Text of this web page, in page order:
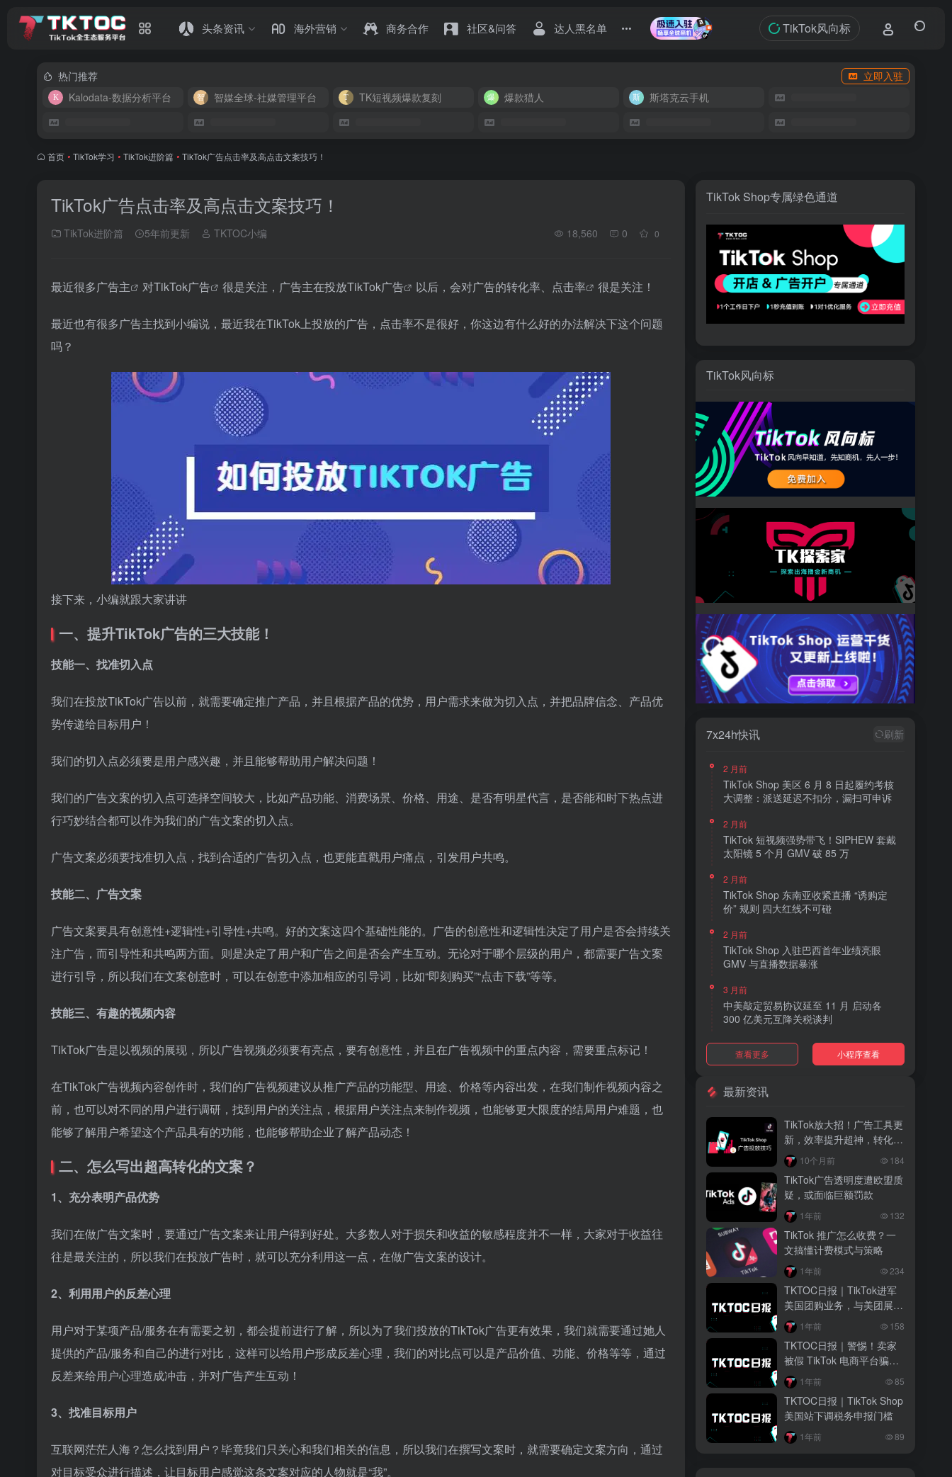
头条资讯 海外营销 商务合作 社区&问答 达人黑名单 TikTok风向标
热门推荐
立即入驻
Kalodata-数据分析平台
智媒全球-社媒管理平台 TK短视频爆款复刻 爆款猎人 斯塔克云手机
首页 • TikTok学习 • TikTok进阶篇 • TikTok广告点击率及高点击文案技巧！
TikTok广告点击率及高点击文案技巧！
TikTok进阶篇 5年前更新 TKTOC小编 18,560 0 0
最近很多广告主 对TikTok广告 很是关注，广告主在投放TikTok广告 以后，会对广告的转化率、 点击率 很是关注！
最近也有很多广告主找到小编说，最近我在TikTok上投放的广告，点击率不是很好，你这边有什么好的办法解决下这个问题
吗？
接下来，小编就跟大家讲讲
一、提升TikTok广告的三大技能！
技能一、找准切入点
我们在投放TikTok广告以前，就需要确定推广产品，并且根据产品的优势，用户需求来做为切入点，并把品牌信念、产品优
势传递给目标用户！
我们的切入点必须要是用户感兴趣，并且能够帮助用户解决问题！
我们的广告文案的切入点可选择空间较大，比如产品功能、消费场景、价格、用途、是否有明星代言，是否能和时下热点进
行巧妙结合都可以作为我们的广告文案的切入点。
广告文案必须要找准切入点，找到合适的广告切入点，也更能直戳用户痛点，引发用户共鸣。
技能二、广告文案
广告文案要具有创意性+逻辑性+引导性+共鸣。好的文案这四个基础性能的。广告的创意性和逻辑性决定了用户是否会持续关
注广告，而引导性和共鸣两方面。则是决定了用户和广告之间是否会产生互动。无论对于哪个层级的用户，都需要广告文案
进行引导，所以我们在文案创意时，可以在创意中添加相应的引导词，比如“即刻购买”“点击下载”等等。
技能三、有趣的视频内容
TikTok广告是以视频的展现，所以广告视频必须要有亮点，要有创意性，并且在广告视频中的重点内容，需要重点标记！
在TikTok广告视频内容创作时，我们的广告视频建议从推广产品的功能型、用途、价格等内容出发，在我们制作视频内容之
前，也可以对不同的用户进行调研，找到用户的关注点，根据用户关注点来制作视频，也能够更大限度的结局用户难题，也
能够了解用户希望这个产品具有的功能，也能够帮助企业了解产品动态！
二、怎么写出超高转化的文案？
1、充分表明产品优势
我们在做广告文案时，要通过广告文案来让用户得到好处。大多数人对于损失和收益的敏感程度并不一样，大家对于收益往
往是最关注的，所以我们在投放广告时，就可以充分利用这一点，在做广告文案的设计。
2、利用用户的反差心理
用户对于某项产品/服务在有需要之初，都会提前进行了解，所以为了我们投放的TikTok广告更有效果，我们就需要通过她人
提供的产品/服务和自己的进行对比，这样可以给用户形成反差心理，我们的对比点可以是产品价值、功能、价格等等，通过
反差来给用户心理造成冲击，并对广告产生互动！
3、找准目标用户
互联网茫茫人海？怎么找到用户？毕竟我们只关心和我们相关的信息，所以我们在撰写文案时，就需要确定文案方向，通过
对目标受众进行描述，让目标用户感觉这条文案对应的人物就是“我”。
TikTok Shop专属绿色通道
TikTok风向标
7x24h快讯 刷新
2 月前
TikTok Shop 美区 6 月 8 日起履约考核
大调整：派送延迟不扣分，漏扫可申诉
2 月前
TikTok 短视频强势带飞！SIPHEW 套戴
太阳镜 5 个月 GMV 破 85 万
2 月前
TikTok Shop 东南亚收紧直播 “诱购定
价” 规则 四大红线不可碰
2 月前
TikTok Shop 入驻巴西首年业绩亮眼
GMV 与直播数据暴涨
3 月前
中美敲定贸易协议延至 11 月 启动各
300 亿美元互降关税谈判
3 月前
TikTok Shop 上线 “三日达” 标签 履约
3 月前
AI 购物代理化趋势明显 30% 美国消费
者接受 AI 代下单
3 月前
TikTok Shop 爱尔兰全面开放入驻 本土
品牌可零门槛开店
音乐节降噪耳塞风靡欧美 DTC 品牌单日
营收突破 200 万元
3 月前
越南监管出手核查Shopee、TikTok
Shop涨价行为，佣金调整遭调查
TikTok Shop 印尼推出出海项目 助力本
土品牌开拓东南亚市场
TikTok Shop 英美周榜出炉 美妆家居成
两大热销主力
查看更多 小程序查看
最新资讯
TikTok放大招！广告工具更
新，效率提升超神，转化效
果绝了10个月前 184
TikTok广告透明度遭欧盟质
疑，或面临巨额罚款
1年前 132
TikTok 推广怎么收费？一
文搞懂计费模式与策略
1年前 234
TKTOC日报｜TikTok进军
美国团购业务，与美团展开
海外角逐
1年前 158
TKTOC日报｜警惕！卖家
被假 TikTok 电商平台骗超
二十万1年前 85
TKTOC日报｜TikTok Shop
美国站下调税务申报门槛
1年前 89